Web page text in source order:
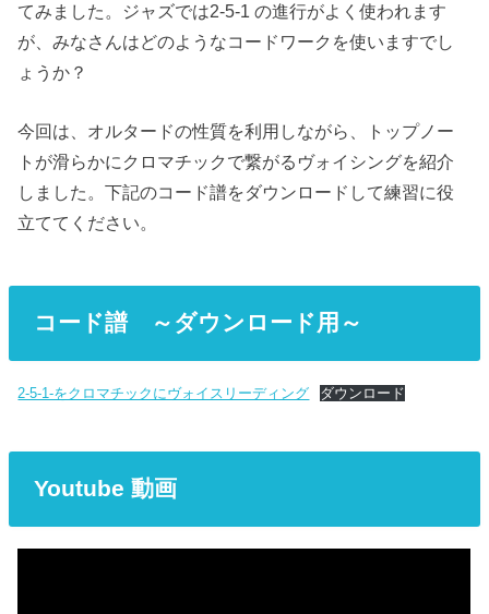
てみました。ジャズでは2-5-1 の進行がよく使われます
が、みなさんはどのようなコードワークを使いますでし
ょうか？
今回は、オルタードの性質を利用しながら、トップノー
トが滑らかにクロマチックで繋がるヴォイシングを紹介
しました。下記のコード譜をダウンロードして練習に役
立ててください。
コード譜 ～ダウンロード用～
2-5-1-をクロマチックにヴォイスリーディング ダウンロード
Youtube 動画